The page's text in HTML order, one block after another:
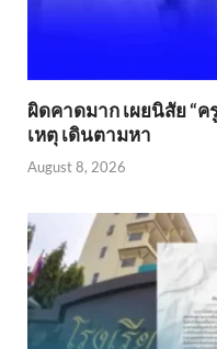
ผิดคาดมาก เผยนิสัย “
เหตุ เดินตามหา
August 8, 2026